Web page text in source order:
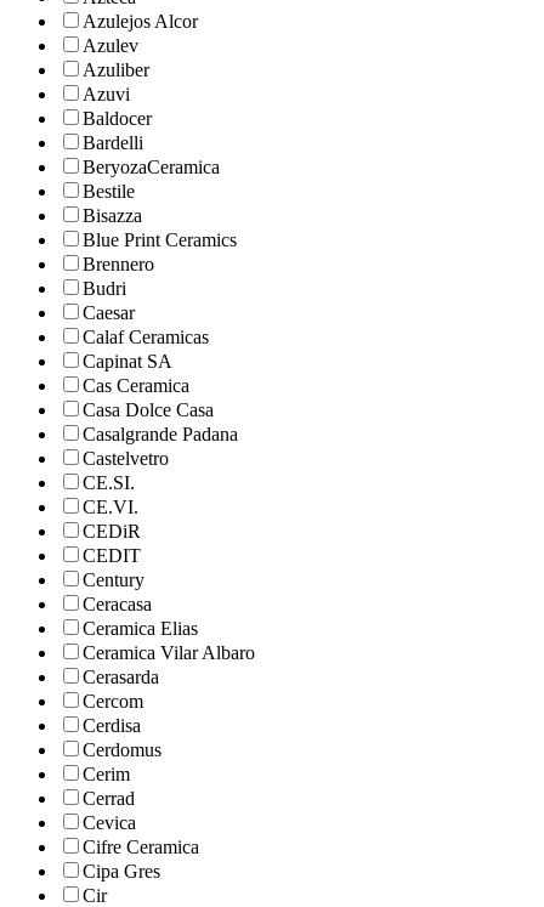
Azulejos Alcor
Azulev
Azuliber
Azuvi
Baldocer
Bardelli
BeryozaCeramica
Bestile
Bisazza
Blue Print Ceramics
Brennero
Budri
Caesar
Calaf Ceramicas
Capinat SA
Cas Ceramica
Casa Dolce Casa
Casalgrande Padana
Castelvetro
CE.SI.
CE.VI.
CEDiR
CEDIT
Century
Ceracasa
Ceramica Elias
Ceramica Vilar Albaro
Cerasarda
Cercom
Cerdisa
Cerdomus
Cerim
Cerrad
Cevica
Cifre Ceramica
Cipa Gres
Cir